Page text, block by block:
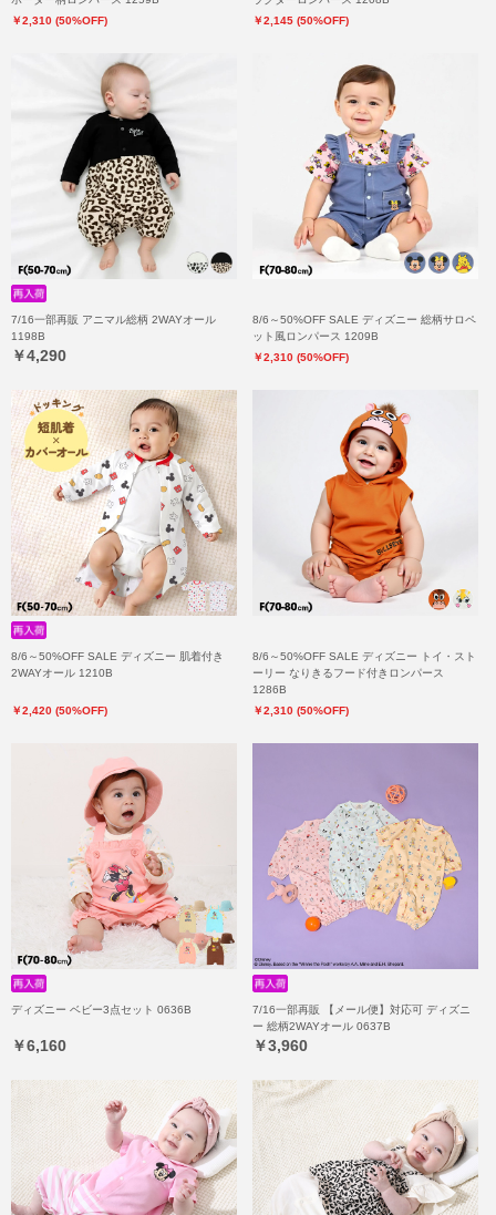
￥2,310 (50%OFF)
￥2,145 (50%OFF)
7/16一部再販 アニマル総柄 2WAYオール
1198B
￥4,290
8/6～50%OFF SALE ディズニー 総柄サロペ
ット風ロンパース 1209B
￥2,310 (50%OFF)
8/6～50%OFF SALE ディズニー 肌着付き
2WAYオール 1210B
￥2,420 (50%OFF)
8/6～50%OFF SALE ディズニー トイ・スト
ーリー なりきるフード付きロンパース
1286B
￥2,310 (50%OFF)
ディズニー ベビー3点セット 0636B
￥6,160
7/16一部再販 【メール便】対応可 ディズニ
ー 総柄2WAYオール 0637B
￥3,960